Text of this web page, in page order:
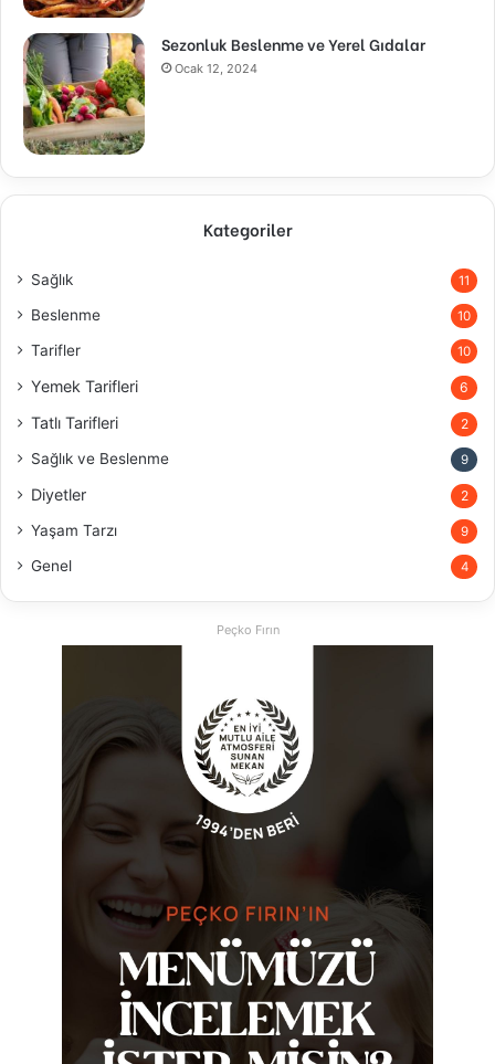
Sezonluk Beslenme ve Yerel Gıdalar
Ocak 12, 2024
Kategoriler
Sağlık 11
Beslenme 10
Tarifler 10
Yemek Tarifleri 6
Tatlı Tarifleri 2
Sağlık ve Beslenme 9
Diyetler 2
Yaşam Tarzı 9
Genel 4
Peçko Fırın